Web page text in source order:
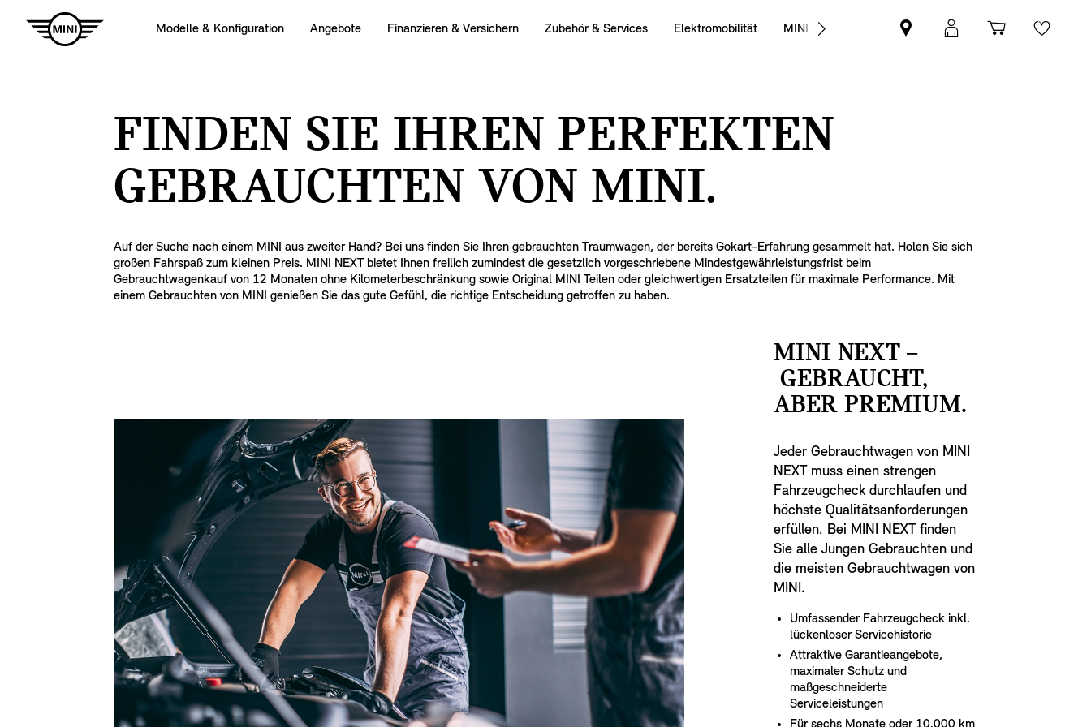
Modelle & Konfiguration Angebote Finanzieren & Versichern Zubehör & Services Elektromobilität MINI Business
MINI
Partner
Mein
MINI
Shopping
cart
FINDEN SIE IHREN PERFEKTEN
GEBRAUCHTEN VON MINI.
Auf der Suche nach einem MINI aus zweiter Hand? Bei uns finden Sie Ihren gebrauchten Traumwagen, der bereits Gokart-Erfahrung gesammelt hat. Holen Sie sich
großen Fahrspaß zum kleinen Preis. MINI NEXT bietet Ihnen freilich zumindest die gesetzlich vorgeschriebene Mindestgewährleistungsfrist beim
Gebrauchtwagenkauf von 12 Monaten ohne Kilometerbeschränkung sowie Original MINI Teilen oder gleichwertigen Ersatzteilen für maximale Performance. Mit
einem Gebrauchten von MINI genießen Sie das gute Gefühl, die richtige Entscheidung getroffen zu haben.
MINI NEXT –
GEBRAUCHT,
ABER PREMIUM.
Jeder Gebrauchtwagen von MINI
NEXT muss einen strengen
Fahrzeugcheck durchlaufen und
höchste Qualitätsanforderungen
erfüllen. Bei MINI NEXT finden
Sie alle Jungen Gebrauchten und
die meisten Gebrauchtwagen von
MINI.
Umfassender Fahrzeugcheck inkl.
lückenloser Servicehistorie
Attraktive Garantieangebote,
maximaler Schutz und
maßgeschneiderte
Serviceleistungen